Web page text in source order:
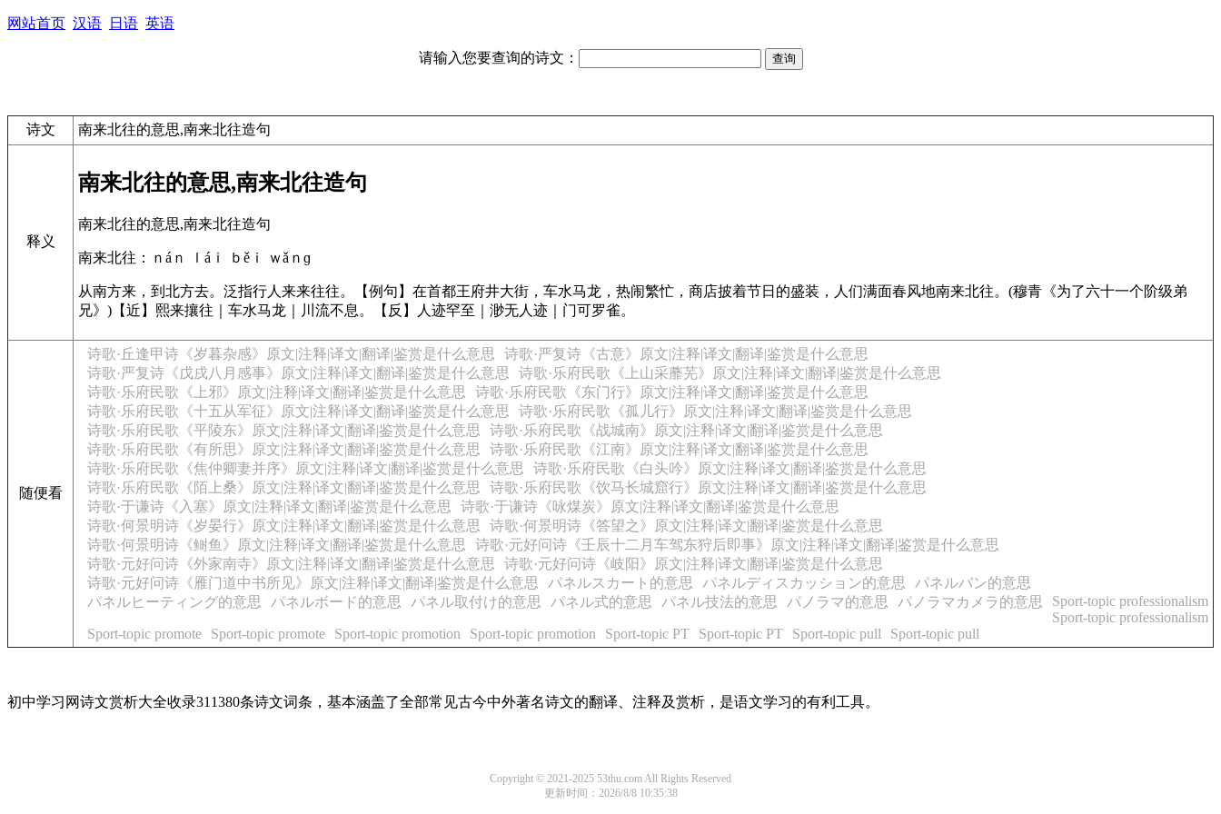
网站首页 汉语 日语 英语
请输入您要查询的诗文：
诗文 南来北往的意思,南来北往造句
释义
南来北往的意思,南来北往造句
南来北往的意思,南来北往造句
南来北往：ｎáｎ ｌáｉ ｂěｉ ｗǎｎɡ
从南方来，到北方去。泛指行人来来往往。【例句】在首都王府井大街，车水马龙，热闹繁忙，商店披着节日的盛装，人们满面春风地南来北往。(穆青《为了六十一个阶级弟
兄》)【近】熙来攘往｜车水马龙｜川流不息。【反】人迹罕至｜渺无人迹｜门可罗雀。
随便看
诗歌·丘逢甲诗《岁暮杂感》原文|注释|译文|翻译|鉴赏是什么意思
诗歌·严复诗《古意》原文|注释|译文|翻译|鉴赏是什么意思
诗歌·严复诗《戊戌八月感事》原文|注释|译文|翻译|鉴赏是什么意思
诗歌·乐府民歌《上山采蘼芜》原文|注释|译文|翻译|鉴赏是什么意思
诗歌·乐府民歌《上邪》原文|注释|译文|翻译|鉴赏是什么意思
诗歌·乐府民歌《东门行》原文|注释|译文|翻译|鉴赏是什么意思
诗歌·乐府民歌《十五从军征》原文|注释|译文|翻译|鉴赏是什么意思
诗歌·乐府民歌《孤儿行》原文|注释|译文|翻译|鉴赏是什么意思
诗歌·乐府民歌《平陵东》原文|注释|译文|翻译|鉴赏是什么意思
诗歌·乐府民歌《战城南》原文|注释|译文|翻译|鉴赏是什么意思
诗歌·乐府民歌《有所思》原文|注释|译文|翻译|鉴赏是什么意思
诗歌·乐府民歌《江南》原文|注释|译文|翻译|鉴赏是什么意思
诗歌·乐府民歌《焦仲卿妻并序》原文|注释|译文|翻译|鉴赏是什么意思
诗歌·乐府民歌《白头吟》原文|注释|译文|翻译|鉴赏是什么意思
诗歌·乐府民歌《陌上桑》原文|注释|译文|翻译|鉴赏是什么意思
诗歌·乐府民歌《饮马长城窟行》原文|注释|译文|翻译|鉴赏是什么意思
诗歌·于谦诗《入塞》原文|注释|译文|翻译|鉴赏是什么意思
诗歌·于谦诗《咏煤炭》原文|注释|译文|翻译|鉴赏是什么意思
诗歌·何景明诗《岁晏行》原文|注释|译文|翻译|鉴赏是什么意思
诗歌·何景明诗《答望之》原文|注释|译文|翻译|鉴赏是什么意思
诗歌·何景明诗《鲥鱼》原文|注释|译文|翻译|鉴赏是什么意思
诗歌·元好问诗《壬辰十二月车驾东狩后即事》原文|注释|译文|翻译|鉴赏是什么意思
诗歌·元好问诗《外家南寺》原文|注释|译文|翻译|鉴赏是什么意思
诗歌·元好问诗《岐阳》原文|注释|译文|翻译|鉴赏是什么意思
诗歌·元好问诗《雁门道中书所见》原文|注释|译文|翻译|鉴赏是什么意思
パネルスカート的意思 パネルディスカッション的意思
パネルバン的意思
パネルヒーティング的意思
パネルボード的意思 パネル取付け的意思 パネル式的意思 パネル技法的意思 パノラマ的意思 パノラマカメラ的意思
Sport-topic professionalism
Sport-topic professionalism
Sport-topic promote
Sport-topic promote Sport-topic promotion Sport-topic promotion Sport-topic PT Sport-topic PT Sport-topic pull Sport-topic pull
初中学习网诗文赏析大全收录311380条诗文词条，基本涵盖了全部常见古今中外著名诗文的翻译、注释及赏析，是语文学习的有利工具。
Copyright © 2021-2025 53thu.com All Rights Reserved
更新时间：2026/8/8 10:35:38